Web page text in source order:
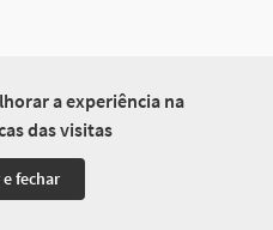
a experiência na
das visitas
fechar